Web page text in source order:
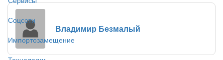
Соцсети
Импортозамещение
Владимир Безмалый